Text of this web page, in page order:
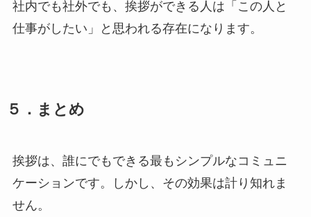
社内でも社外でも、挨拶ができる人は「この人と
仕事がしたい」と思われる存在になります。
５．まとめ
挨拶は、誰にでもできる最もシンプルなコミュニ
ケーションです。しかし、その効果は計り知れま
せん。